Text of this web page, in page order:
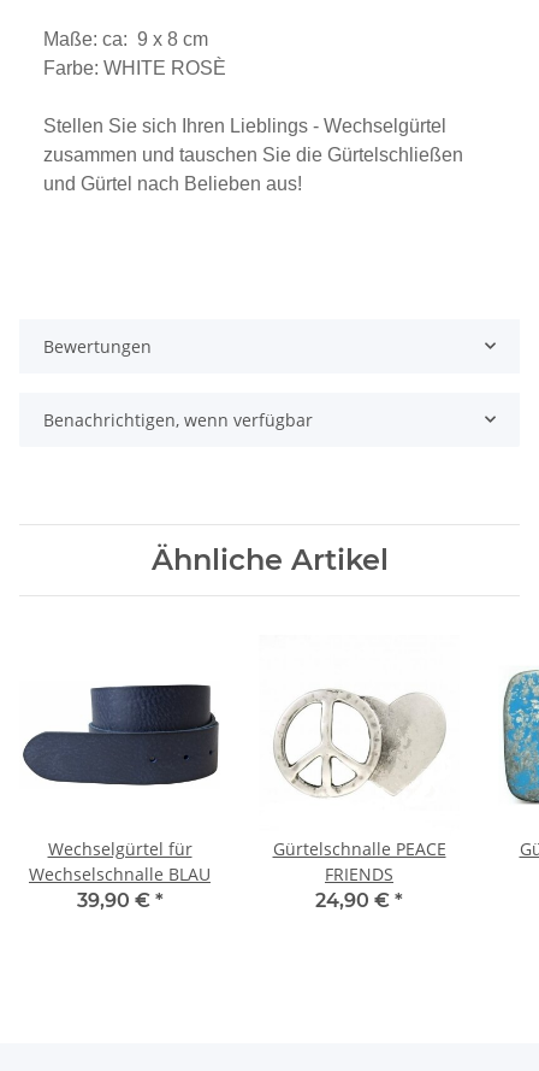
Maße: ca: 9 x 8 cm
Farbe: WHITE ROSÈ
Stellen Sie sich Ihren Lieblings - Wechselgürtel
zusammen und tauschen Sie die Gürtelschließen
und Gürtel nach Belieben aus!
Bewertungen
Benachrichtigen, wenn verfügbar
Ähnliche Artikel
Wechselgürtel für
Wechselschnalle BLAU
39,90 € *
Gürtelschnalle PEACE
FRIENDS
24,90 € *